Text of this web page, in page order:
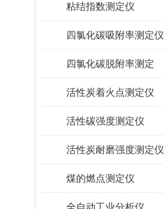
粘结指数测定仪
四氯化碳吸附率测定仪
四氯化碳脱附率测定
活性炭着火点测定仪
活性碳强度测定仪
活性炭耐磨强度测定仪
煤的燃点测定仪